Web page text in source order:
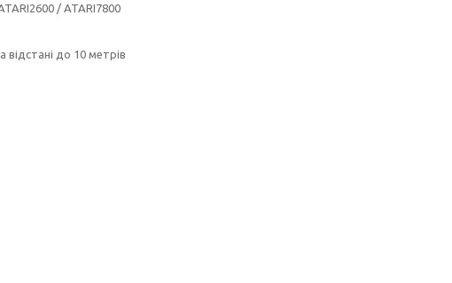
/ ATARI7800
до 10 метрів